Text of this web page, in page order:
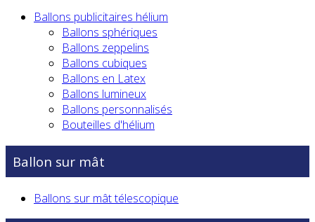
Ballons publicitaires hélium
Ballons sphériques
Ballons zeppelins
Ballons cubiques
Ballons en Latex
Ballons lumineux
Ballons personnalisés
Bouteilles d'hélium
Ballon sur mât
Ballons sur mât télescopique